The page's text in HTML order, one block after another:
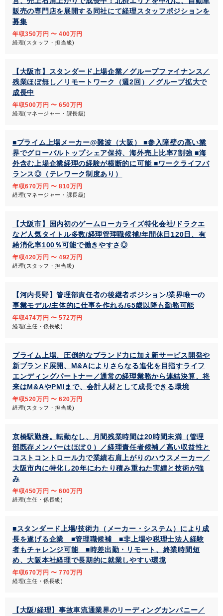
販売の専門店を展開する同社にて経理スタッフポジションを
募集
年収350万円 〜 400万円
経理(スタッフ・担当級)
【大阪市】スタンダード上場企業／グループファイナンス／
残業ほぼ無し／リモートワーク（週2回）／グループ拡大で
成長中
年収500万円 〜 650万円
経理(マネージャー・課長級)
■プライム上場メーカー@難波（大阪） ■参入障壁の高い業
界でグローバルトップシェア保持、海外売上比率7割強 ■海
外含む上場企業経理の経験が横断的に可能 ■ワークライフバ
ランス◎（テレワーク制度あり）
年収670万円 〜 810万円
経理(マネージャー・課長級)
【大阪市】国内初のゲームローカライズ特化会社/ドラクエ
など人気タイトル多数/経理管理職候補/年間休日120日、有
給消化率100％可能で働きやすさ◎
年収420万円 〜 492万円
経理(スタッフ・担当級)
【河内長野】管理部責任者の後継者ポジション/業界唯一の
事業モデル/主体的に仕事を作れる/65歳以降も勤務可能
年収474万円 〜 572万円
経理(主任・係長級)
プライム上場、圧倒的なブランド力に加え新サービス開発や
新ブランド展開、M&Aによりさらなる進化を目指すライフ
エンディングパートナー／通常の経理業務から連結決算、将
来はM&AやPMIまで、会計人材として成長できる環境
年収520万円 〜 620万円
経理(スタッフ・担当級)
京橋駅勤務。転勤なし、月間残業時間は20時間未満（管理
部既存メンバーはほぼ０）／経理責任者候補／高い収益性と
コストコントロール力で業績右肩上がりのハウスメーカー／
大阪市内に特化し20年にわたり積み重ねた実績と技術が強
み
年収450万円 〜 600万円
経理(主任・係長級)
■スタンダード上場/技術力（メーカー・システム）により成
長を遂げる企業 ■管理職候補 ■非上場や税理士法人経験
者もチャレンジ可能 ■時差出勤・リモート、終業時間短
め、大阪本社経理で長期的に就業しやすい環境
年収670万円 〜 770万円
経理(主任・係長級)
【大阪/経理】事故車流通業界のリーディングカンパニー／